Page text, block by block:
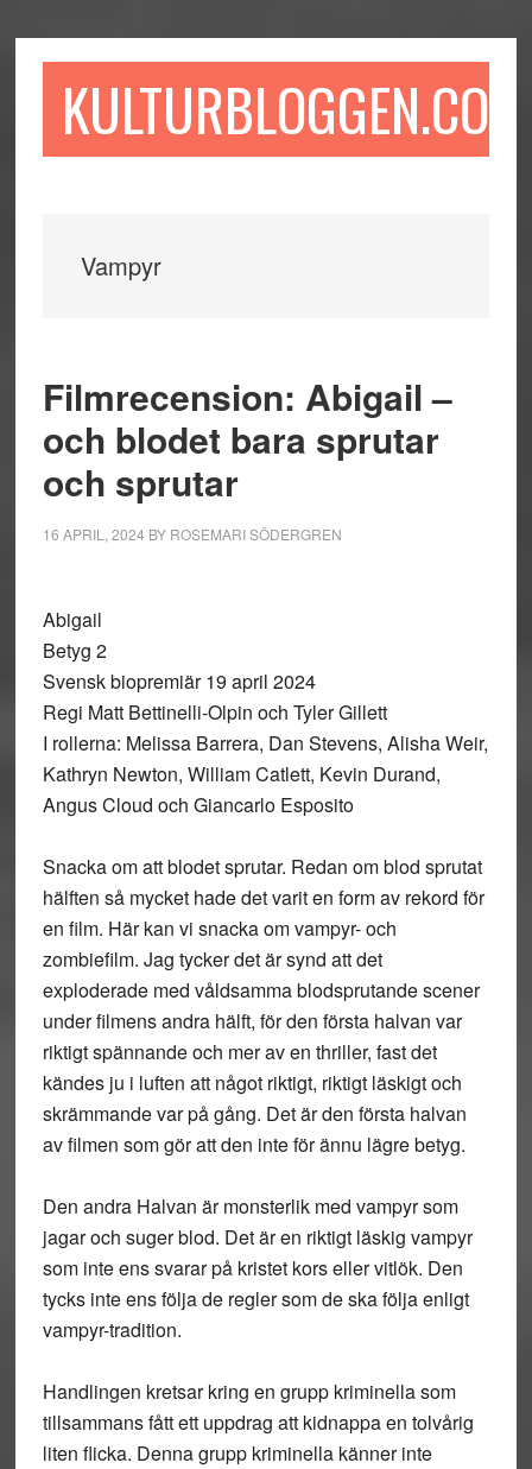
till
till
sidofältet
till
KULTURBLOGGEN.COM
Vampyr
Filmrecension: Abigail –
och blodet bara sprutar
och sprutar
16 APRIL, 2024 BY ROSEMARI SÖDERGREN
Abigail
Betyg 2
Svensk biopremiär 19 april 2024
Regi Matt Bettinelli-Olpin och Tyler Gillett
I rollerna: Melissa Barrera, Dan Stevens, Alisha Weir,
Kathryn Newton, William Catlett, Kevin Durand,
Angus Cloud och Giancarlo Esposito
Snacka om att blodet sprutar. Redan om blod sprutat
hälften så mycket hade det varit en form av rekord för
en film. Här kan vi snacka om vampyr- och
zombiefilm. Jag tycker det är synd att det
exploderade med våldsamma blodsprutande scener
under filmens andra hälft, för den första halvan var
riktigt spännande och mer av en thriller, fast det
kändes ju i luften att något riktigt, riktigt läskigt och
skrämmande var på gång. Det är den första halvan
av filmen som gör att den inte för ännu lägre betyg.
Den andra Halvan är monsterlik med vampyr som
jagar och suger blod. Det är en riktigt läskig vampyr
som inte ens svarar på kristet kors eller vitlök. Den
tycks inte ens följa de regler som de ska följa enligt
vampyr-tradition.
Handlingen kretsar kring en grupp kriminella som
tillsammans fått ett uppdrag att kidnappa en tolvårig
liten flicka. Denna grupp kriminella känner inte